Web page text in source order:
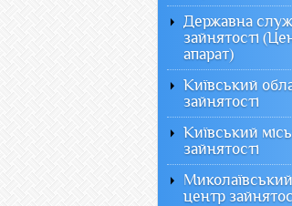
Державна
зайнятості
апарат)
Київський
зайнятості
Київський
зайнятості
центр